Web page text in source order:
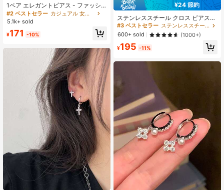
1ペア エレガントピアス - ファッシ
ョンと洗練の完璧な融合、二重層デ
ザイン、若い女性や学生に適してい
#2 ベストセラー
カジュアル 女性用フープピアス
5.1k+ sold
¥171 -10%
¥24 節約
ステンレススチール クロス ピアス
前後2way
#3 ベストセラー
ステンレススチール 女性のブラブライヤリング
600+ sold
(1000+)
¥195 -11%